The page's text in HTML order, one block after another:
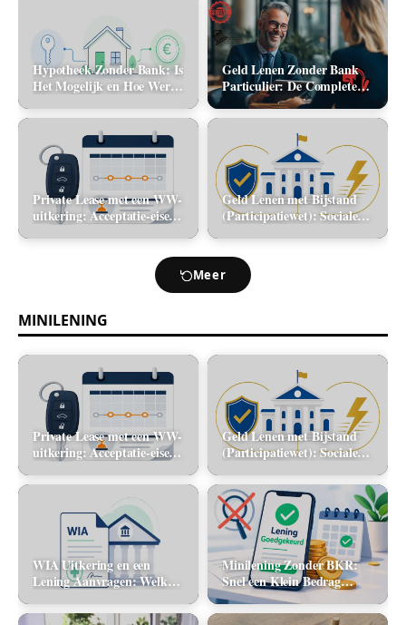
Hypotheek Zonder Bank: Is
Het Mogelijk en Hoe Werkt
Geld Lenen Zonder Bank
Particulier: De Complete
Gids (2026)
Private Lease met een WW-
uitkering: Acceptatie-eisen
Geld Lenen met Bijstand
(Participatiewet): Sociale
Meer
MINILENING
Private Lease met een WW-
uitkering: Acceptatie-eisen
en alternatieve mobiliteit
Geld Lenen met Bijstand
(Participatiewet): Sociale
flitskrediet
WIA Uitkering en een
Lening Aanvragen: Welke
mee?
Minilening Zonder BKR:
Snel een Klein Bedrag
Lenen Zonder Toetsing